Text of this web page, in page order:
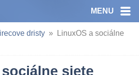
MENU
dristy
LinuxOS a sociálne
siete